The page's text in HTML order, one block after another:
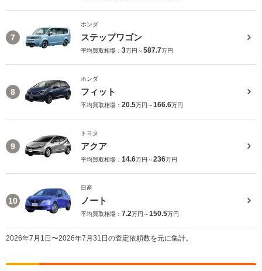
7
ホンダ
ステップワゴン
平均買取相場： 3万円～587.7万円
8
ホンダ
フィット
平均買取相場： 20.5万円～166.6万円
9
トヨタ
アクア
平均買取相場： 14.6万円～236万円
10
日産
ノート
平均買取相場： 7.2万円～150.5万円
2026年7月1日〜2026年7月31日の査定依頼数を元に集計。